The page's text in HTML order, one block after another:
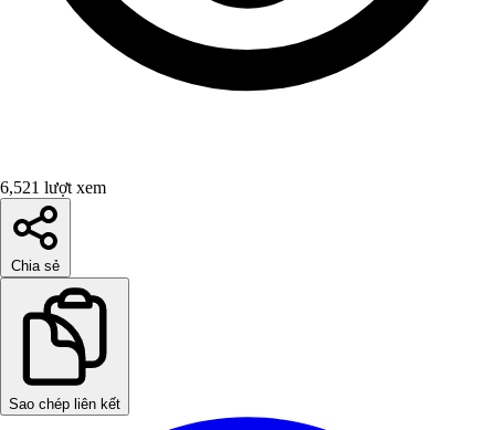
6,521 lượt xem
Chia sẻ
Sao chép liên kết